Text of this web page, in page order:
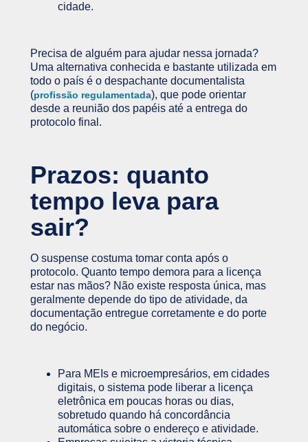
cidade.
Precisa de alguém para ajudar nessa jornada?
Uma alternativa conhecida e bastante utilizada em
todo o país é o despachante documentalista
(profissão regulamentada), que pode orientar
desde a reunião dos papéis até a entrega do
protocolo final.
Prazos: quanto
tempo leva para
sair?
O suspense costuma tomar conta após o
protocolo. Quanto tempo demora para a licença
estar nas mãos? Não existe resposta única, mas
geralmente depende do tipo de atividade, da
documentação entregue corretamente e do porte
do negócio.
Para MEIs e microempresários, em cidades
digitais, o sistema pode liberar a licença
eletrônica em poucas horas ou dias,
sobretudo quando há concordância
automática sobre o endereço e atividade.